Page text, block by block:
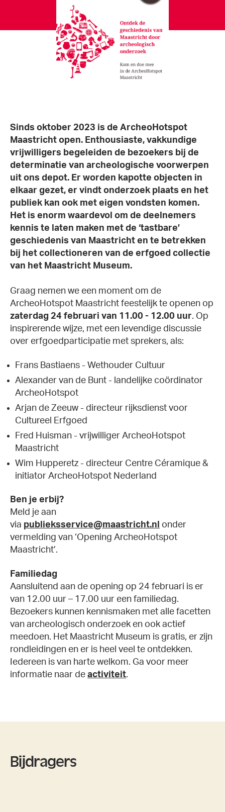
Sinds oktober 2023 is de ArcheoHotspot
Maastricht open. Enthousiaste, vakkundige
vrijwilligers begeleiden de bezoekers bij de
determinatie van archeologische voorwerpen
uit ons depot. Er worden kapotte objecten in
elkaar gezet, er vindt onderzoek plaats en het
publiek kan ook met eigen vondsten komen.
Het is enorm waardevol om de deelnemers
kennis te laten maken met de ‘tastbare’
geschiedenis van Maastricht en te betrekken
bij het collectioneren van de erfgoed collectie
van het Maastricht Museum.
Graag nemen we een moment om de
ArcheoHotspot Maastricht feestelijk te openen op
zaterdag 24 februari van 11.00 - 12.00 uur. Op
inspirerende wijze, met een levendige discussie
over erfgoedparticipatie met sprekers, als:
Frans Bastiaens - Wethouder Cultuur
Alexander van de Bunt - landelijke coördinator
ArcheoHotspot
Arjan de Zeeuw - directeur rijksdienst voor
Cultureel Erfgoed
Fred Huisman - vrijwilliger ArcheoHotspot
Maastricht
Wim Hupperetz - directeur Centre Céramique &
initiator ArcheoHotspot Nederland
Ben je erbij?
Meld je aan
via publieksservice@maastricht.nl
onder
vermelding van ‘Opening ArcheoHotspot
Maastricht’.
Familiedag
Aansluitend aan de opening op 24 februari is er
van 12.00 uur – 17.00 uur een familiedag.
Bezoekers kunnen kennismaken met alle facetten
van archeologisch onderzoek en ook actief
meedoen. Het Maastricht Museum is gratis, er zijn
rondleidingen en er is heel veel te ontdekken.
Iedereen is van harte welkom. Ga voor meer
informatie naar de activiteit.
Bijdragers